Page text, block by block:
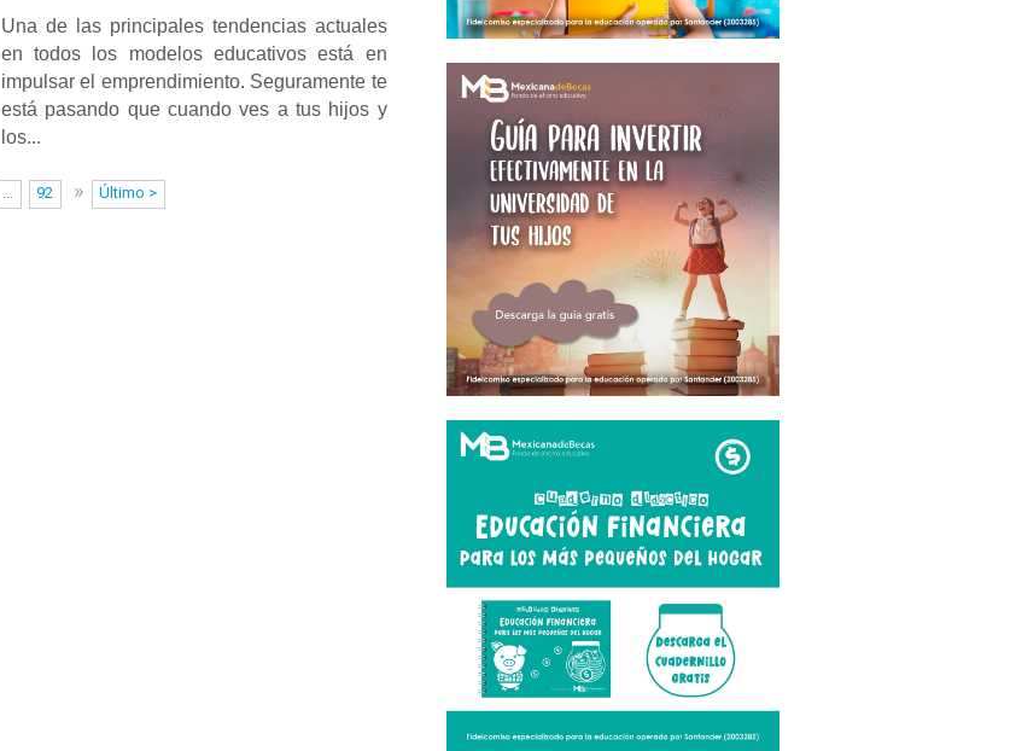
Una de las principales tendencias actuales
en todos los modelos educativos está en
impulsar el emprendimiento. Seguramente te
está pasando que cuando ves a tus hijos y
los...
... 92 » Último >